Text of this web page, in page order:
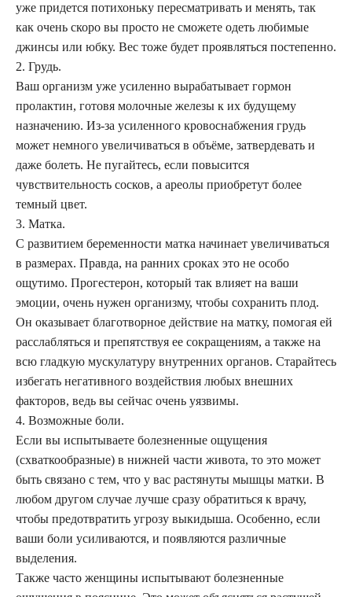
уже придется потихоньку пересматривать и менять, так
как очень скоро вы просто не сможете одеть любимые
джинсы или юбку. Вес тоже будет проявляться постепенно.
2. Грудь.
Ваш организм уже усиленно вырабатывает гормон
пролактин, готовя молочные железы к их будущему
назначению. Из-за усиленного кровоснабжения грудь
может немного увеличиваться в объёме, затвердевать и
даже болеть. Не пугайтесь, если повысится
чувствительность сосков, а ареолы приобретут более
темный цвет.
3. Матка.
С развитием беременности матка начинает увеличиваться
в размерах. Правда, на ранних сроках это не особо
ощутимо. Прогестерон, который так влияет на ваши
эмоции, очень нужен организму, чтобы сохранить плод.
Он оказывает благотворное действие на матку, помогая ей
расслабляться и препятствуя ее сокращениям, а также на
всю гладкую мускулатуру внутренних органов. Старайтесь
избегать негативного воздействия любых внешних
факторов, ведь вы сейчас очень уязвимы.
4. Возможные боли.
Если вы испытываете болезненные ощущения
(схваткообразные) в нижней части живота, то это может
быть связано с тем, что у вас растянуты мышцы матки. В
любом другом случае лучше сразу обратиться к врачу,
чтобы предотвратить угрозу выкидыша. Особенно, если
ваши боли усиливаются, и появляются различные
выделения.
Также часто женщины испытывают болезненные